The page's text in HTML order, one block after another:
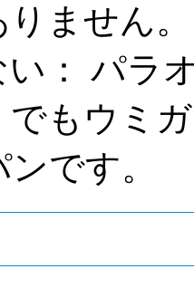
ません。
い： パラ
でもウミ
です。